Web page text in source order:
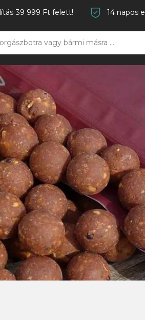
39 999 Ft felett! 14 napos